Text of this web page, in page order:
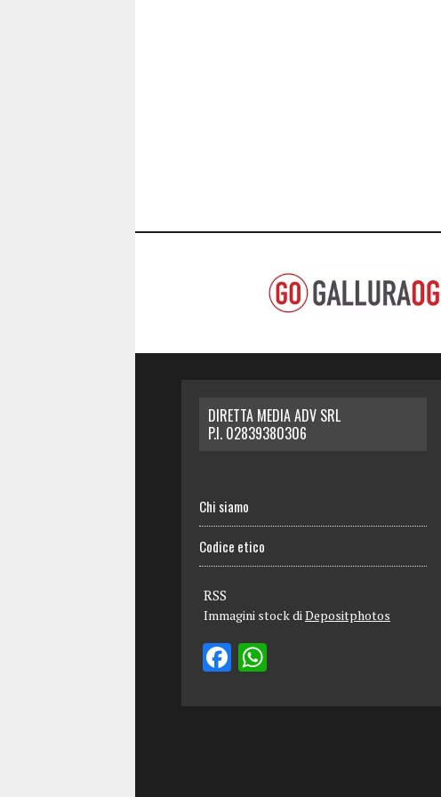
DIRETTA MEDIA ADV SRL
P.I. 02839380306
Chi siamo
Codice etico
RSS
Immagini stock diDepositphotos